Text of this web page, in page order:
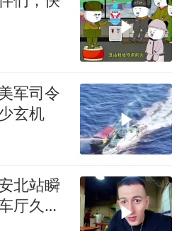
军司令
玄机
北站瞬
厅久久